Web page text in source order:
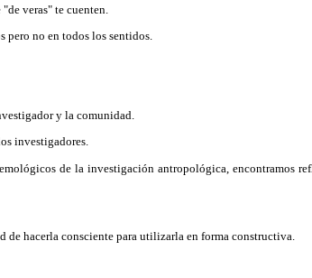
veras" te cuenten.
pero no en todos los sentidos.
y la comunidad.
investigadores.
de la investigación antropológica, encontramos
hacerla consciente para utilizarla en forma constructiva.